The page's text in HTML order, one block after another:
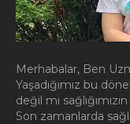
Merhabalar, Ben
Yaşadığımız bu
değil mi
Son zamanlarda